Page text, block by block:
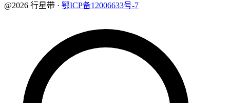
@2026 行星带 · 鄂ICP备12006633号-7